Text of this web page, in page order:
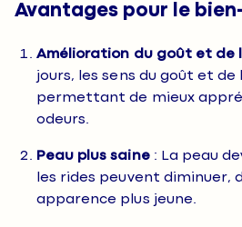
Avantages pour le
Amélioration du goût et de
jours, les sens du goût et de
permettant de mieux
odeurs.
Peau plus saine: La peau
les rides peuvent diminuer,
apparence plus jeune.